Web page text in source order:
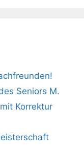
Seniors M.
Korrektur